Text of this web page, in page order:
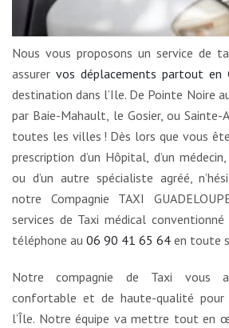
Nous vous proposons un service de
assurer vos déplacements partout en
destination dans l’Ile. De Pointe Noire
par Baie-Mahault, le Gosier, ou Sainte-
toutes les villes ! Dès lors que vous
prescription d’un Hôpital, d’un
ou d’un autre spécialiste agréé,
notre Compagnie TAXI
services de Taxi médical
téléphone au 06 90 41 65 64 en toute
Notre compagnie de Taxi vous
confortable et de haute-qualité
l’Île. Notre équipe va mettre tout en